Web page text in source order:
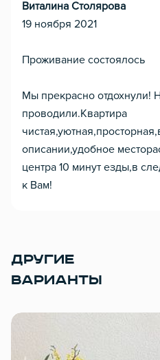
Виталина Столярова
19 ноября 2021
Проживание состоялось
Мы прекрасно отдохнули!
проводили.Квартира
описании,удобное
центра 10 минут езды,в
к Вам!
ДРУГИЕ
ВАРИАНТЫ